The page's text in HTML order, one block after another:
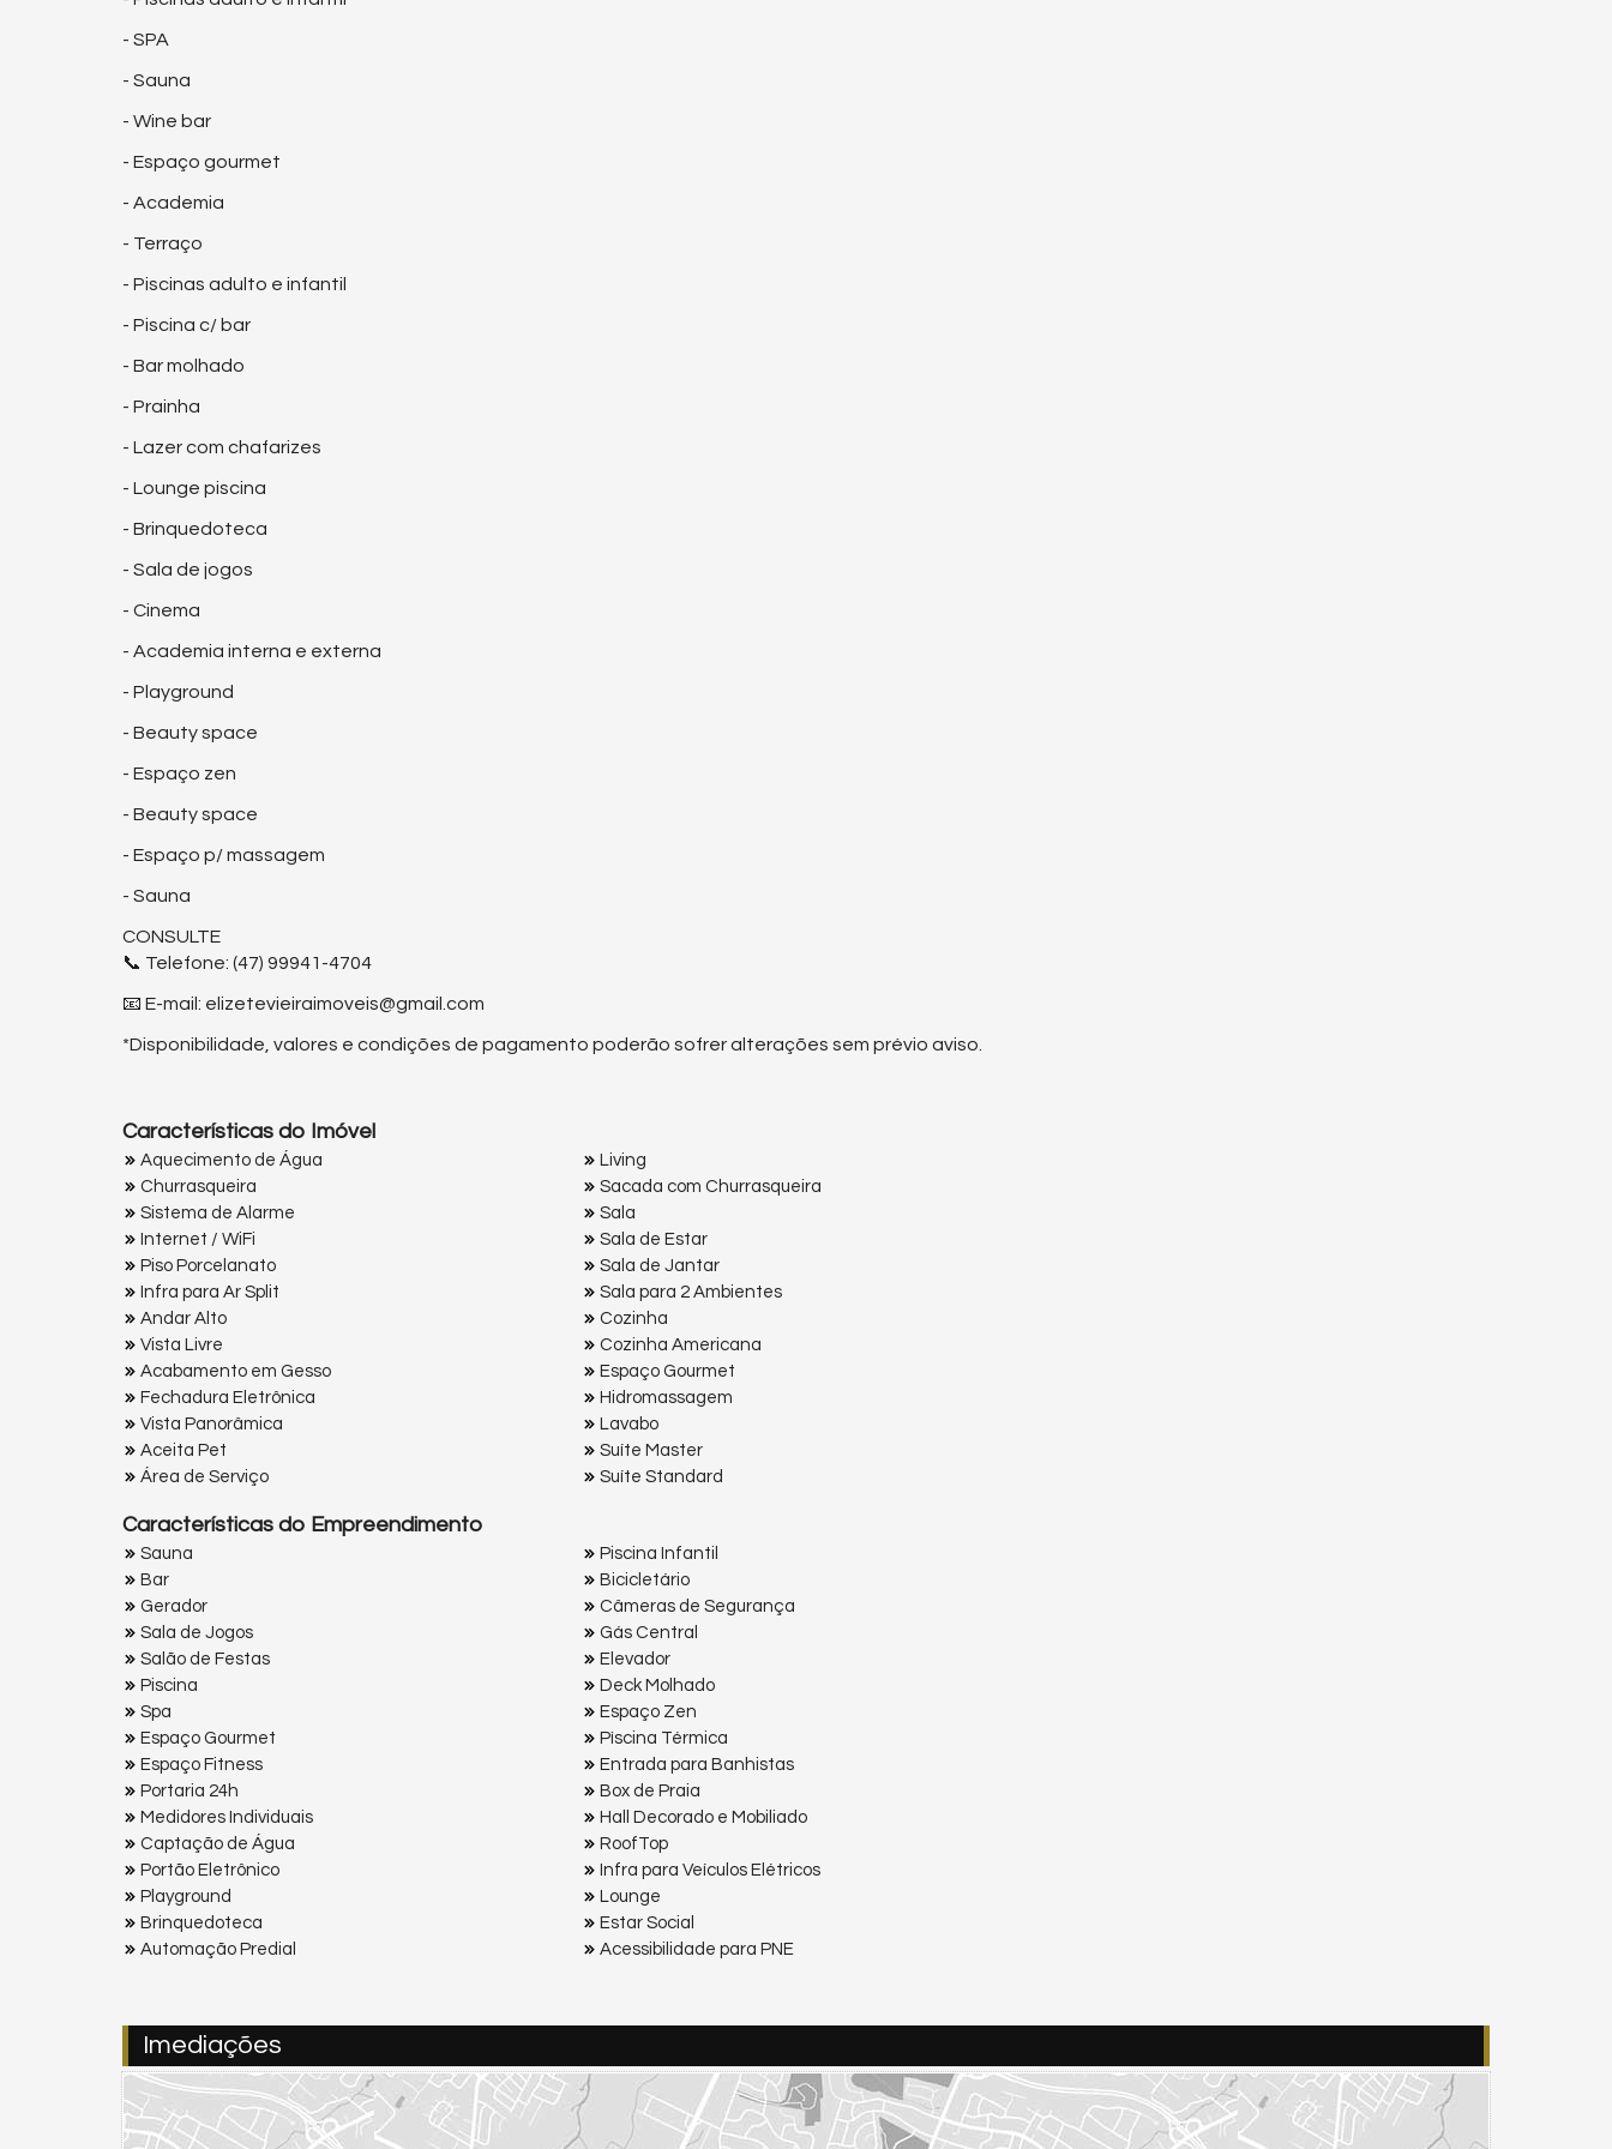
- SPA
- Sauna
- Wine bar
- Espaço gourmet
- Academia
- Terraço
- Piscinas adulto e infantil
- Piscina c/ bar
- Bar molhado
- Prainha
- Lazer com chafarizes
- Lounge piscina
- Brinquedoteca
- Sala de jogos
- Cinema
- Academia interna e externa
- Playground
- Beauty space
- Espaço zen
- Beauty space
- Espaço p/ massagem
- Sauna
CONSULTE
📞 Telefone: (47) 99941-4704
📧 E-mail: elizetevieiraimoveis@gmail.com
*Disponibilidade, valores e condições de pagamento poderão sofrer alterações sem prévio aviso.
Características do Imóvel
Aquecimento de Água
Churrasqueira
Sistema de Alarme
Internet / WiFi
Piso Porcelanato
Infra para Ar Split
Andar Alto
Vista Livre
Acabamento em Gesso
Fechadura Eletrônica
Vista Panorâmica
Aceita Pet
Área de Serviço
Living
Sacada com Churrasqueira
Sala
Sala de Estar
Sala de Jantar
Sala para 2 Ambientes
Cozinha
Cozinha Americana
Espaço Gourmet
Hidromassagem
Lavabo
Suíte Master
Suíte Standard
Características do Empreendimento
Sauna
Bar
Gerador
Sala de Jogos
Salão de Festas
Piscina
Spa
Espaço Gourmet
Espaço Fitness
Portaria 24h
Medidores Individuais
Captação de Água
Portão Eletrônico
Playground
Brinquedoteca
Automação Predial
Piscina Infantil
Bicicletário
Câmeras de Segurança
Gás Central
Elevador
Deck Molhado
Espaço Zen
Pìscina Térmica
Entrada para Banhistas
Box de Praia
Hall Decorado e Mobiliado
RoofTop
Infra para Veículos Elétricos
Lounge
Estar Social
Acessibilidade para PNE
Imediações